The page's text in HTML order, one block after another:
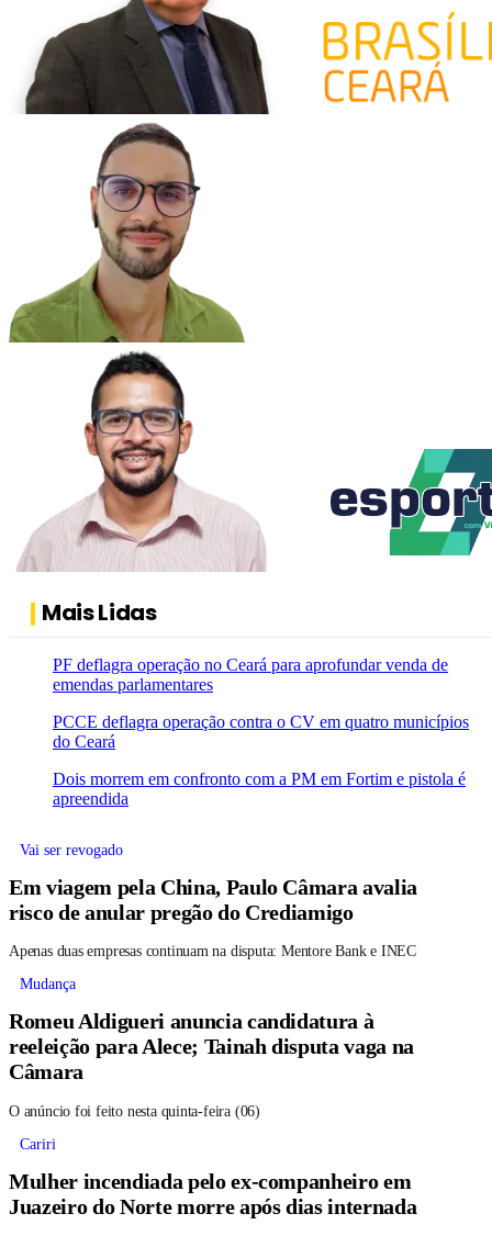
Mais Lidas
PF deflagra operação no Ceará para aprofundar venda de
emendas parlamentares
PCCE deflagra operação contra o CV em quatro municípios
do Ceará
Dois morrem em confronto com a PM em Fortim e pistola é
apreendida
Vai ser revogado
Em viagem pela China, Paulo Câmara avalia
risco de anular pregão do Crediamigo
Apenas duas empresas continuam na disputa: Mentore Bank e INEC
Mudança
Romeu Aldigueri anuncia candidatura à
reeleição para Alece; Tainah disputa vaga na
Câmara
O anúncio foi feito nesta quinta-feira (06)
Cariri
Mulher incendiada pelo ex-companheiro em
Juazeiro do Norte morre após dias internada